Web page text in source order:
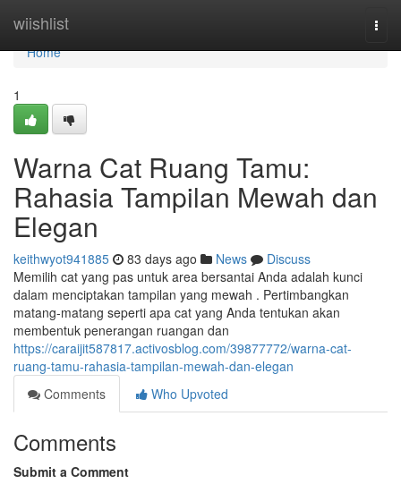
wiishlist
Home
Home
1
Warna Cat Ruang Tamu:
Rahasia Tampilan Mewah dan
Elegan
keithwyot941885 83 days ago News
Discuss
Memilih cat yang pas untuk area bersantai Anda adalah kunci
dalam menciptakan tampilan yang mewah . Pertimbangkan
matang-matang seperti apa cat yang Anda tentukan akan
membentuk penerangan ruangan dan
https://caraijit587817.activosblog.com/39877772/warna-cat-
ruang-tamu-rahasia-tampilan-mewah-dan-elegan
Comments
Who Upvoted
Comments
Submit a Comment